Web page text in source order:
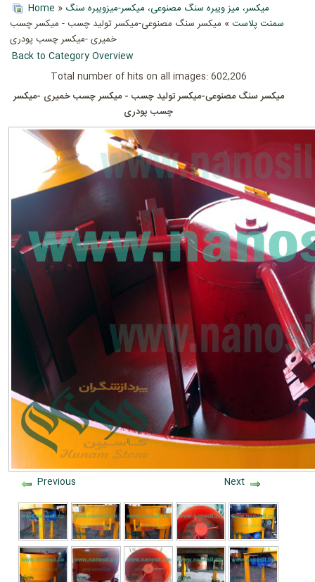
Home » میکسر، میز ویبره سنگ مصنوعی، میکسر-میزویبره سنگ
سمنت پلاست» میکسر سنگ مصنوعی-میکسر تولید چسب - میکسر چسب
خمیری -میکسر چسب پودری
Back to Category Overview
Total number of hits on all images: 602,206
میکسر سنگ مصنوعی-میکسر تولید چسب - میکسر چسب خمیری -میکسر
چسب پودری
Previous Next